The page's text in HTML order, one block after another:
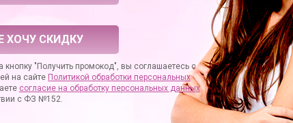
ХОЧУ СКИДКУ
кнопку "Получить промокод", вы соглашаетесь с
на сайте Политикой обработки персональных
согласие на обработку персональных данных
с ФЗ №152.